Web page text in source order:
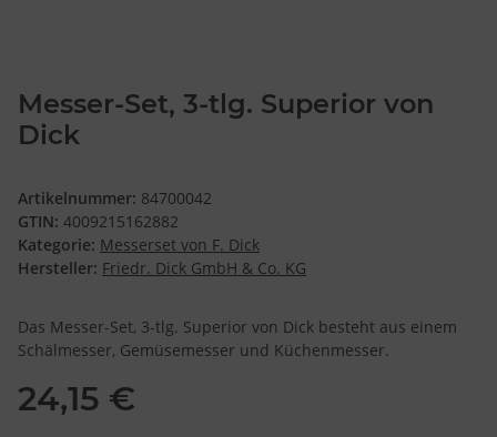
Messer-Set, 3-tlg. Superior von
Dick
Artikelnummer: 84700042
GTIN: 4009215162882
Kategorie: Messerset von F. Dick
Hersteller: Friedr. Dick GmbH & Co. KG
Das Messer-Set, 3-tlg. Superior von Dick besteht aus einem
Schälmesser, Gemüsemesser und Küchenmesser.
24,15 €